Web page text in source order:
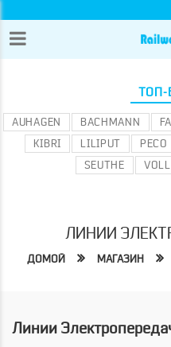
AUHAGEN BACHMANN
KIBRI
LILIPUT PECO
SEUTHE
ЛИНИИ
ДОМОЙ МАГАЗИН
Линии